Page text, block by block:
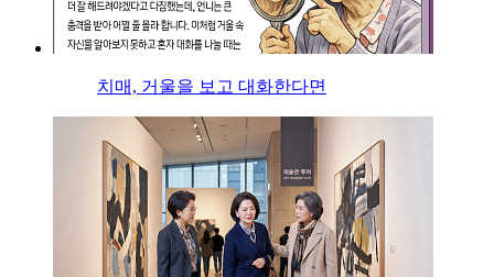
치매, 거울을 보고 대화한다면